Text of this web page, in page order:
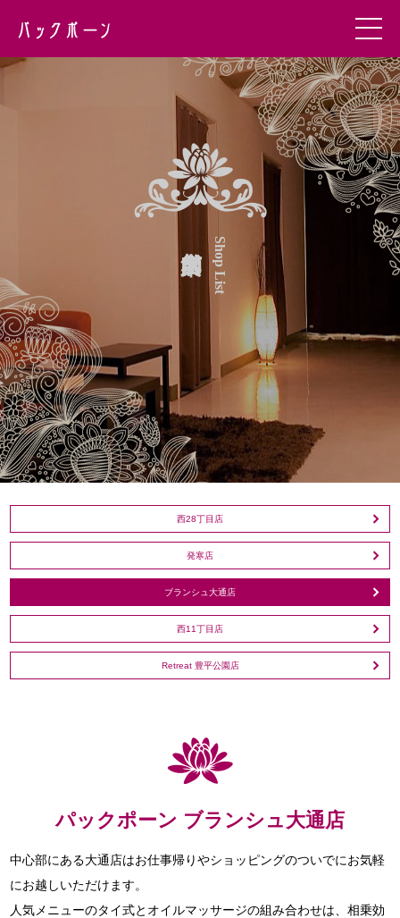
Shop List
西28丁目店
発寒店
ブランシュ大通店
西11丁目店
Retreat 豊平公園店
パックポーン ブランシュ大通店
中心部にある大通店はお仕事帰りやショッピングのついでにお気軽
にお越しいただけます。
人気メニューのタイ式とオイルマッサージの組み合わせは、相乗効